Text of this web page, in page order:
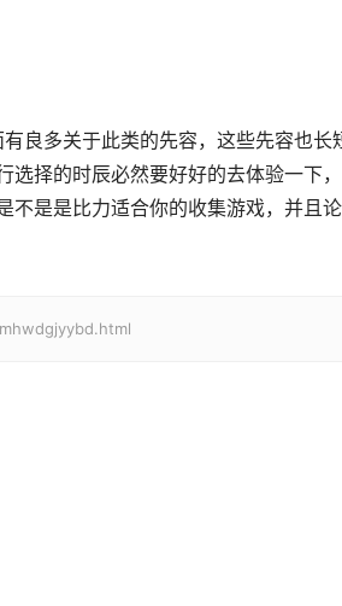
选择的时辰必然要好好的去体验一下
不是是比力适合你的收集游戏，并且